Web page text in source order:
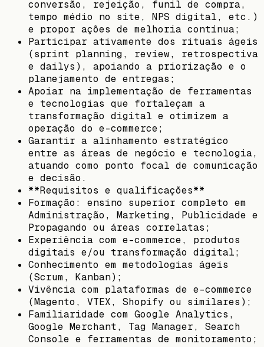
conversão, rejeição, funil de compra,
tempo médio no site, NPS digital, etc.)
e propor ações de melhoria contínua;
Participar ativamente dos rituais ágeis
(sprint planning, review, retrospectiva
e dailys), apoiando a priorização e o
planejamento de entregas;
Apoiar na implementação de ferramentas
e tecnologias que fortaleçam a
transformação digital e otimizem a
operação do e-commerce;
Garantir a alinhamento estratégico
entre as áreas de negócio e tecnologia,
atuando como ponto focal de comunicação
e decisão.
**Requisitos e qualificações**
Formação: ensino superior completo em
Administração, Marketing, Publicidade e
Propagando ou áreas correlatas;
Experiência com e-commerce, produtos
digitais e/ou transformação digital;
Conhecimento em metodologias ágeis
(Scrum, Kanban);
Vivência com plataformas de e-commerce
(Magento, VTEX, Shopify ou similares);
Familiaridade com Google Analytics,
Google Merchant, Tag Manager, Search
Console e ferramentas de monitoramento;